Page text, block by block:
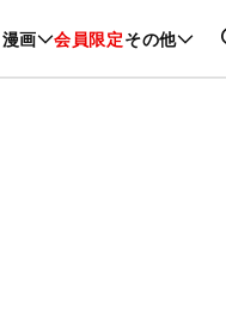
漫画 会員限定その他
ファッション 恋愛・結婚